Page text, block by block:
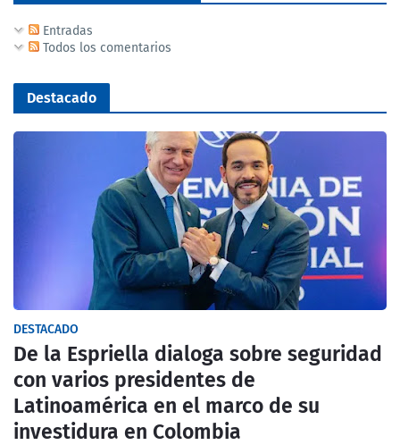
Entradas
Todos los comentarios
Destacado
DESTACADO
De la Espriella dialoga sobre seguridad
con varios presidentes de
Latinoamérica en el marco de su
investidura en Colombia